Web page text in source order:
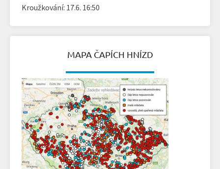
Kroužkování: 17.6. 16:50
MAPA ČAPÍCH HNÍZD